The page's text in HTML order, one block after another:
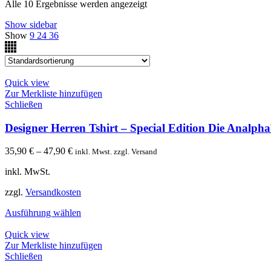
Alle 10 Ergebnisse werden angezeigt
Show sidebar
Show 9 24 36
Quick view
Zur Merkliste hinzufügen
Schließen
Designer Herren Tshirt – Special Edition Die
35,90 € – 47,90 € inkl. Mwst. zzgl. Versand
inkl. MwSt.
zzgl. Versandkosten
Ausführung wählen
Quick view
Zur Merkliste hinzufügen
Schließen